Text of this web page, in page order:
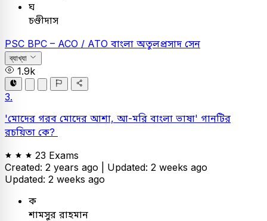
ঘ
চণ্ডীদাস
PSC BPC – ACO / ATO বাংলা অতুলপ্রসাদ সেন
ব্যাখ্যা
1.9k
3.
'মোদের গরব মোদের আশা, আ-মরি বাংলা ভাষা' গানটির
রচয়িতা কে?
23 Exams
Created: 2 years ago | Updated: 2 weeks ago
Updated: 2 weeks ago
ক
শামসুর রাহমান